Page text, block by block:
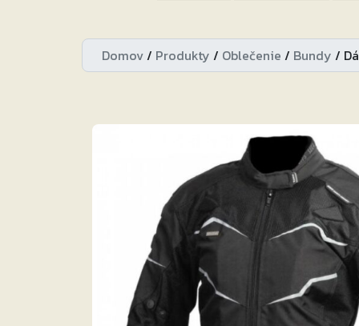
Domov/ Produkty / Oblečenie / Bundy /